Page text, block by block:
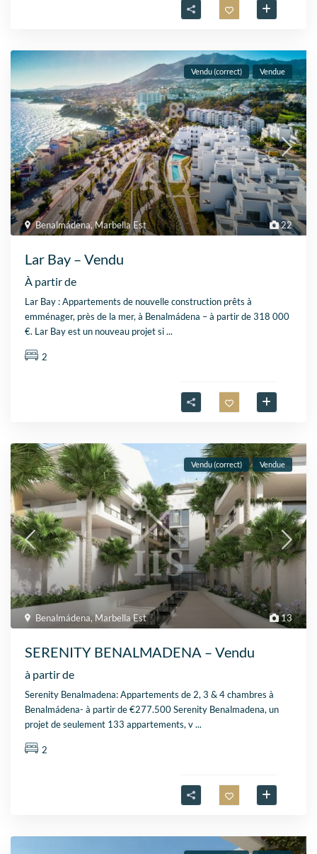
22
Benalmádena,Marbella Est
Vendu (correct) Vendue
Lar Bay – Vendu
À partir de
Lar Bay : Appartements de nouvelle construction prêts à
emménager, près de la mer, à Benalmádena – à partir de 318 000
€. Lar Bay est un nouveau projet si...
2
13
Benalmádena,Marbella Est
Vendu (correct) Vendue
SERENITY BENALMADENA – Vendu
à partir de
Serenity Benalmadena: Appartements de 2, 3 & 4 chambres à
Benalmádena- à partir de €277.500 Serenity Benalmadena, un
projet de seulement 133 appartements, v...
2